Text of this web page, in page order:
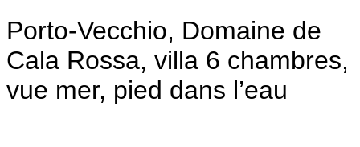
Porto-Vecchio, Domaine de
Cala Rossa, villa 6 chambres,
vue mer, pied dans l’eau